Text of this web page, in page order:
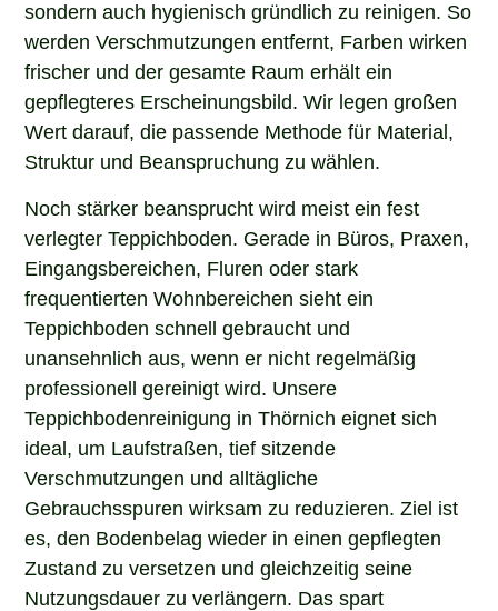
sondern auch hygienisch gründlich zu reinigen. So
werden Verschmutzungen entfernt, Farben wirken
frischer und der gesamte Raum erhält ein
gepflegteres Erscheinungsbild. Wir legen großen
Wert darauf, die passende Methode für Material,
Struktur und Beanspruchung zu wählen.
Noch stärker beansprucht wird meist ein fest
verlegter Teppichboden. Gerade in Büros, Praxen,
Eingangsbereichen, Fluren oder stark
frequentierten Wohnbereichen sieht ein
Teppichboden schnell gebraucht und
unansehnlich aus, wenn er nicht regelmäßig
professionell gereinigt wird. Unsere
Teppichbodenreinigung in Thörnich eignet sich
ideal, um Laufstraßen, tief sitzende
Verschmutzungen und alltägliche
Gebrauchsspuren wirksam zu reduzieren. Ziel ist
es, den Bodenbelag wieder in einen gepflegten
Zustand zu versetzen und gleichzeitig seine
Nutzungsdauer zu verlängern. Das spart